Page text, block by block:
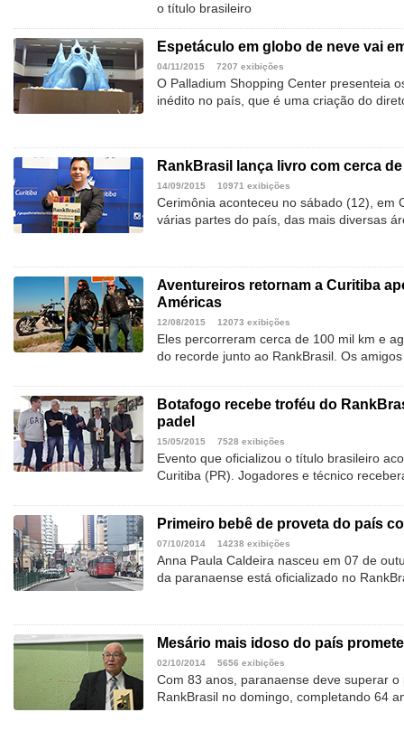
o título brasileiro
Espetáculo em globo de neve vai
04/11/2015 7207 exibições
O Palladium Shopping Center presenteia
inédito no país, que é uma criação do
RankBrasil lança livro com cerca
14/09/2015 10971 exibições
Cerimônia aconteceu no sábado (12), em
várias partes do país, das mais diversas
Aventureiros retornam a Curitiba
Américas
12/08/2015 12073 exibições
Eles percorreram cerca de 100 mil km e
do recorde junto ao RankBrasil. Os
Botafogo recebe troféu do
padel
15/05/2015 7528 exibições
Evento que oficializou o título brasileiro
Curitiba (PR). Jogadores e técnico
Primeiro bebê de proveta do país
07/10/2014 14238 exibições
Anna Paula Caldeira nasceu em 07 de
da paranaense está oficializado no
Mesário mais idoso do país
02/10/2014 5656 exibições
Com 83 anos, paranaense deve superar
RankBrasil no domingo, completando 64